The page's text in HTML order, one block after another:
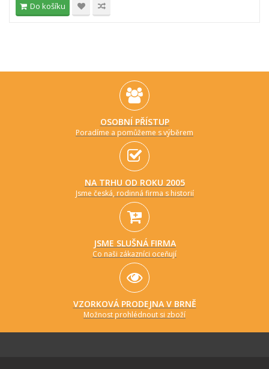
Do košíku
OSOBNÍ PŘÍSTUP
Poradíme a pomůžeme s výběrem
NA TRHU OD ROKU 2005
Jsme česká, rodinná firma s historií
JSME SLUŠNÁ FIRMA
Co naši zákazníci oceňují
VZORKOVÁ PRODEJNA V BRNĚ
Možnost prohlédnout si zboží